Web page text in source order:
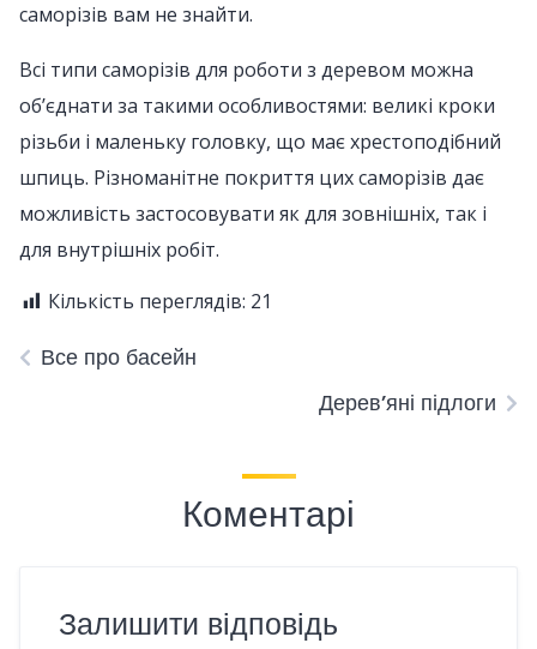
саморізів вам не знайти.
Всі типи саморізів для роботи з деревом можна
об’єднати за такими особливостями: великі кроки
різьби і маленьку головку, що має хрестоподібний
шпиць. Різноманітне покриття цих саморізів дає
можливість застосовувати як для зовнішніх, так і
для внутрішніх робіт.
Кількість переглядів: 21
Все про басейн
Дерев’яні підлоги
Коментарі
Залишити відповідь